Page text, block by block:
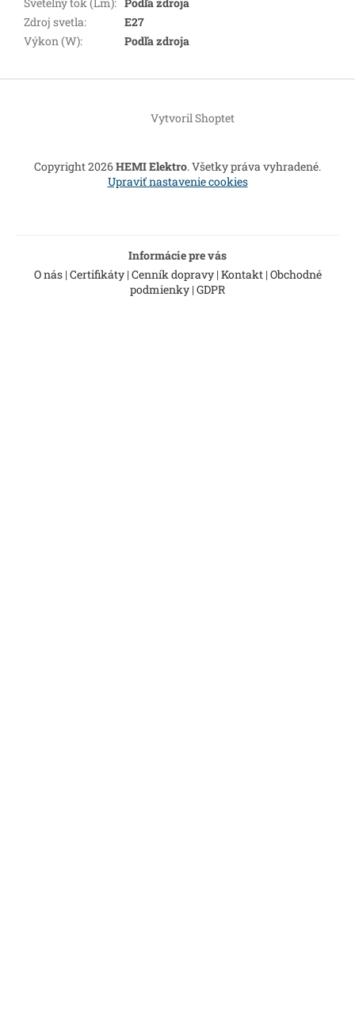
Zdroj svetla:
E27
Výkon (W): Podľa zdroja
Vytvoril Shoptet
Copyright 2026HEMI Elektro. Všetky práva vyhradené.
Upraviť nastavenie cookies
Informácie pre vás
O nás| Certifikáty| Cenník dopravy| Kontakt| Obchodné
podmienky | GDPR